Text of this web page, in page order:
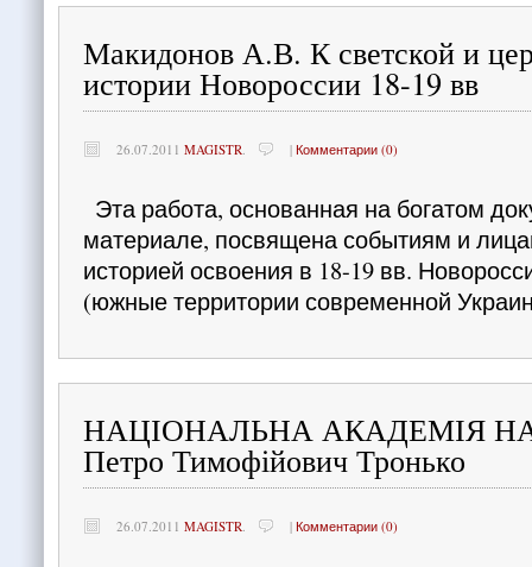
Макидонов А.В. К светской и
истории Новороссии 18-19 вв
26.07.2011 MAGISTR. | Комментарии (0)
Эта работа, основанная на богатом
материале, посвящена событиям и
историей освоения в 18-19 вв.
(южные территории современной
НАЦІОНАЛЬНА АКАДЕМІЯ
Петро Тимофійович Тронько
26.07.2011 MAGISTR. | Комментарии (0)